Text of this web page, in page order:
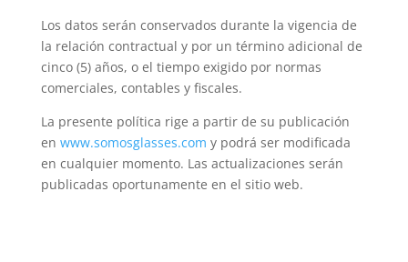
Los datos serán conservados durante la vigencia de
la relación contractual y por un término adicional de
cinco (5) años, o el tiempo exigido por normas
comerciales, contables y fiscales.
La presente política rige a partir de su publicación
en www.somosglasses.com y podrá ser modificada
en cualquier momento. Las actualizaciones serán
publicadas oportunamente en el sitio web.